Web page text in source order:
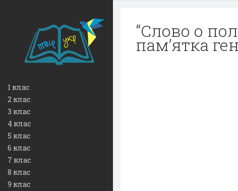
1 клас
2 клас
3 клас
4 клас
5 клас
6 клас
7 клас
8 клас
9 клас
“Слово о
пам’ятка